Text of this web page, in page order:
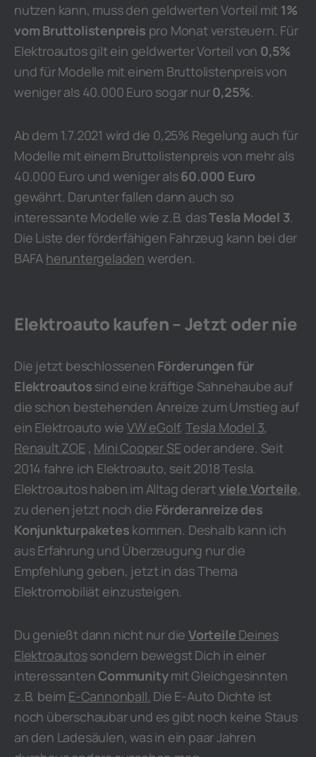
nutzen kann, muss den geldwerten Vorteil mit 1%
vom Bruttolistenpreis pro Monat versteuern. Für
Elektroautos gilt ein geldwerter Vorteil von 0,5%
und für Modelle mit einem Bruttolistenpreis von
weniger als 40.000 Euro sogar nur0,25%.
Ab dem 1.7.2021 wird die 0,25% Regelung auch für
Modelle mit einem Bruttolistenpreis von mehr als
40.000 Euro und weniger als60.000 Euro
gewährt. Darunter fallen dann auch so
interessante Modelle wie z.B. dasTesla Model 3.
Die Liste der förderfähigen Fahrzeug kann bei der
BAFA heruntergeladen werden.
Elektroauto kaufen – Jetzt oder nie
Die jetzt beschlossenen Förderungen für
Elektroautos sind eine kräftige Sahnehaube auf
die schon bestehenden Anreize zum Umstieg auf
ein Elektroauto wieVW eGolf,Tesla Model 3,
Renault ZOE , Mini Cooper SE oder andere. Seit
2014 fahre ich Elektroauto, seit 2018 Tesla.
Elektroautos haben im Alltag derart viele Vorteile,
zu denen jetzt noch die Förderanreize des
Konjunkturpaketes kommen. Deshalb kann ich
aus Erfahrung und Überzeugung nur die
Empfehlung geben, jetzt in das Thema
Elektromobiliät einzusteigen.
Du genießt dann nicht nur die Vorteile Deines
Elektroautossondern bewegst Dich in einer
interessantenCommunitymit Gleichgesinnten
z.B. beim E-Cannonball. Die E-Auto Dichte ist
noch überschaubar und es gibt noch keine Staus
an den Ladesäulen, was in ein paar Jahren